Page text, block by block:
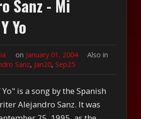
Sanz - Mi
Yo
on January 01, 2004
Also in
Sanz, Jan20,Sep25
is a song by the Spanish
Alejandro Sanz. It was